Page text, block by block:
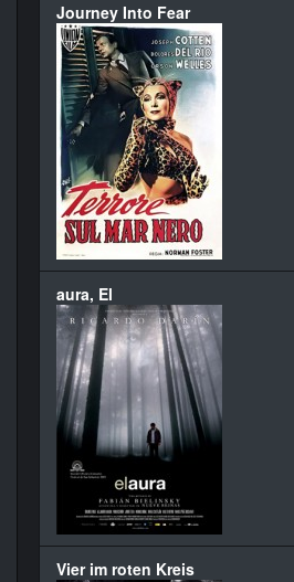
Journey Into Fear
aura, El
Vier im roten Kreis